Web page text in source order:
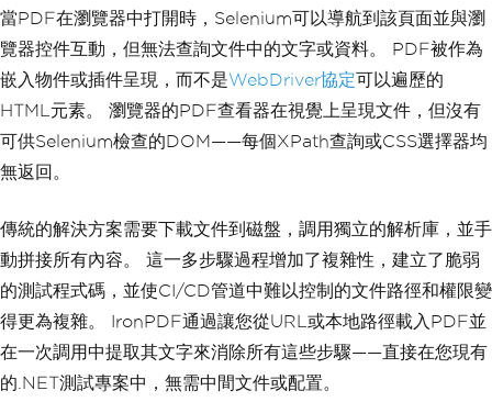
當PDF在瀏覽器中打開時，Selenium可以導航到該頁面並與瀏
覽器控件互動，但無法查詢文件中的文字或資料。 PDF被作為
嵌入物件或插件呈現，而不是WebDriver協定可以遍歷的
HTML元素。 瀏覽器的PDF查看器在視覺上呈現文件，但沒有
可供Selenium檢查的DOM——每個XPath查詢或CSS選擇器均
無返回。
傳統的解決方案需要下載文件到磁盤，調用獨立的解析庫，並手
動拼接所有內容。 這一多步驟過程增加了複雜性，建立了脆弱
的測試程式碼，並使CI/CD管道中難以控制的文件路徑和權限變
得更為複雜。 IronPDF通過讓您從URL或本地路徑載入PDF並
在一次調用中提取其文字來消除所有這些步驟——直接在您現有
的.NET測試專案中，無需中間文件或配置。